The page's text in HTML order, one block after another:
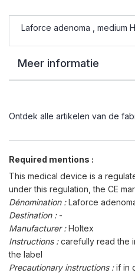
Laforce adenoma , medium
Meer informatie
Ontdek alle artikelen van de
Required mentions :
This medical device is a
under this regulation, the CE
Dénomination :Laforce
Destination : -
Manufacturer :Holtex
Instructions :carefully read the
the label
Precautionary instructions :if in